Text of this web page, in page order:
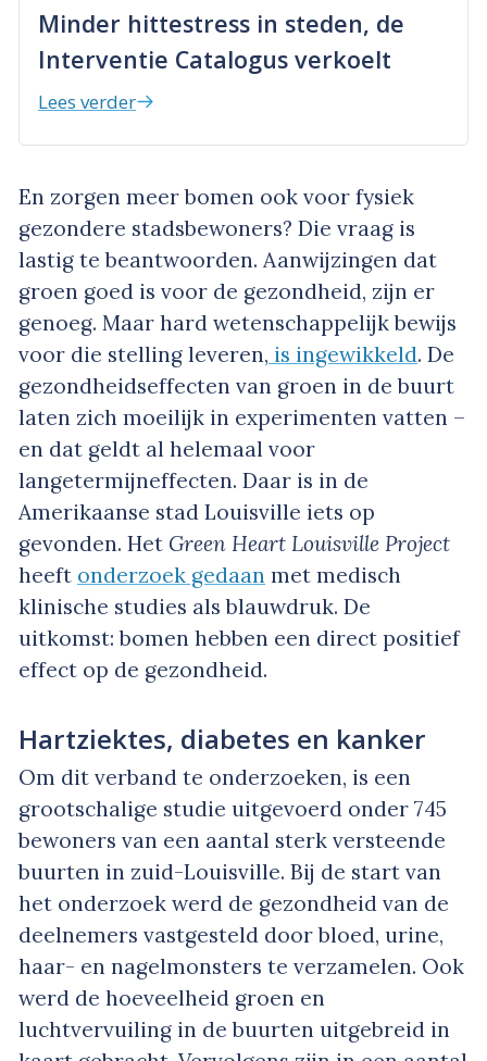
Minder hittestress in steden, de
Interventie Catalogus verkoelt
Lees verder
En zorgen meer bomen ook voor fysiek
gezondere stadsbewoners? Die vraag is
lastig te beantwoorden. Aanwijzingen dat
groen goed is voor de gezondheid, zijn er
genoeg. Maar hard wetenschappelijk bewijs
voor die stelling leveren, is ingewikkeld. De
gezondheidseffecten van groen in de buurt
laten zich moeilijk in experimenten vatten –
en dat geldt al helemaal voor
langetermijneffecten. Daar is in de
Amerikaanse stad Louisville iets op
gevonden. Het Green Heart Louisville Project
heeft onderzoek gedaan met medisch
klinische studies als blauwdruk. De
uitkomst: bomen hebben een direct positief
effect op de gezondheid.
Hartziektes, diabetes en kanker
Om dit verband te onderzoeken, is een
grootschalige studie uitgevoerd onder 745
bewoners van een aantal sterk versteende
buurten in zuid-Louisville. Bij de start van
het onderzoek werd de gezondheid van de
deelnemers vastgesteld door bloed, urine,
haar- en nagelmonsters te verzamelen. Ook
werd de hoeveelheid groen en
luchtvervuiling in de buurten uitgebreid in